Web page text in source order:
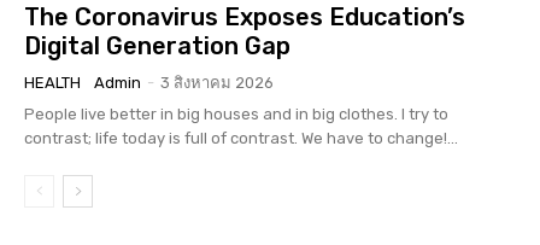
The Coronavirus Exposes Education’s
Digital Generation Gap
HEALTH Admin - 3 สิงหาคม 2026
People live better in big houses and in big clothes. I try to
contrast; life today is full of contrast. We have to change!...